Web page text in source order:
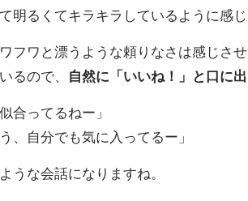
明るくてキラキラしているように感じ
フワと漂うような頼りなさは感じさ
るので、
自然に「いいね！」と口に
合ってるねー」
、自分でも気に入ってるー」
うな会話になりますね。